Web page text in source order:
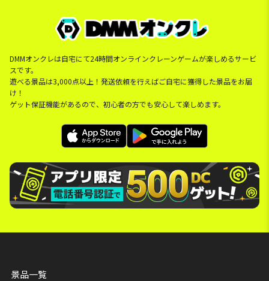
DMMオンクレは自宅にて24時間オンラインクレーンゲームが楽しめるサービ
スです。
遊べる景品は3,000点以上！発送依頼を行えばご自宅に獲得した景品をお届
け！
ゲット保証機能があるので、初心者の方でも安心して楽しめます。
景品一覧